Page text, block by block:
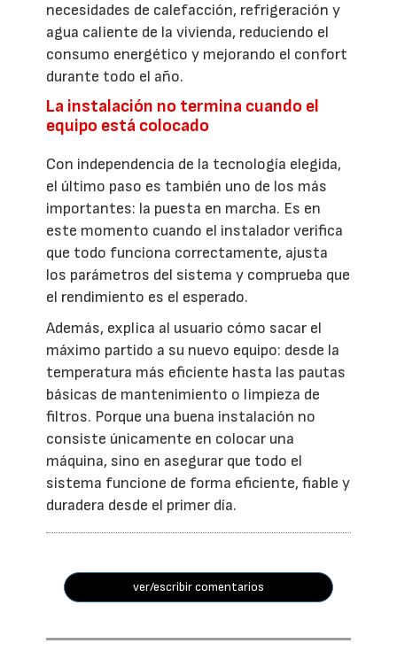
necesidades de calefacción, refrigeración y
agua caliente de la vivienda, reduciendo el
consumo energético y mejorando el confort
durante todo el año.
La instalación no termina cuando el
equipo está colocado
Con independencia de la tecnología elegida,
el último paso es también uno de los más
importantes: la puesta en marcha. Es en
este momento cuando el instalador verifica
que todo funciona correctamente, ajusta
los parámetros del sistema y comprueba que
el rendimiento es el esperado.
Además, explica al usuario cómo sacar el
máximo partido a su nuevo equipo: desde la
temperatura más eficiente hasta las pautas
básicas de mantenimiento o limpieza de
filtros. Porque una buena instalación no
consiste únicamente en colocar una
máquina, sino en asegurar que todo el
sistema funcione de forma eficiente, fiable y
duradera desde el primer día.
ver/escribir comentarios